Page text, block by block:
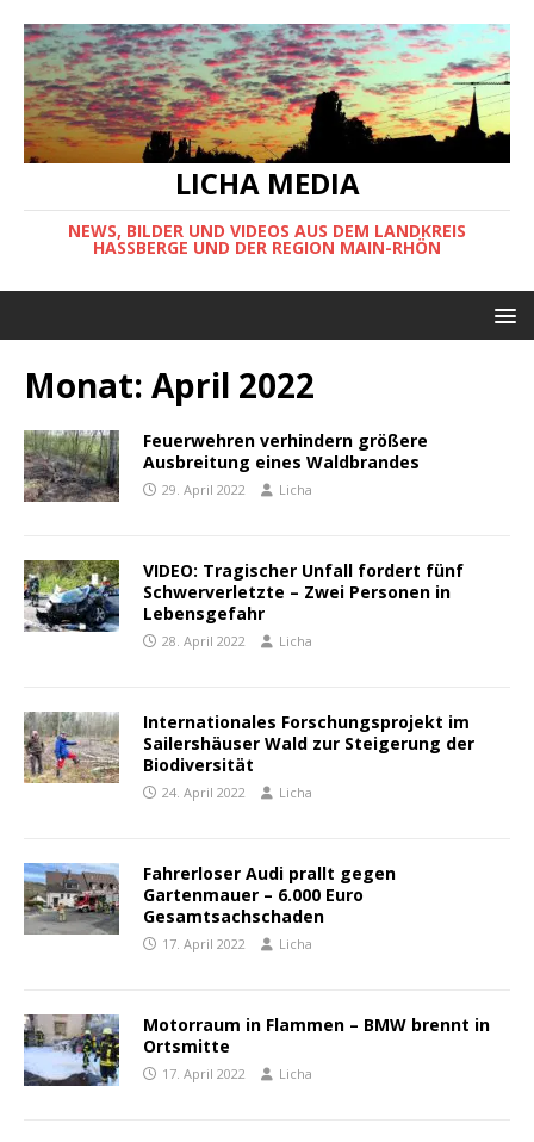
LICHA MEDIA
NEWS, BILDER UND VIDEOS AUS DEM LANDKREIS
HASSBERGE UND DER REGION MAIN-RHÖN
Monat: April 2022
Feuerwehren verhindern größere
Ausbreitung eines Waldbrandes
29. April 2022 Licha
VIDEO: Tragischer Unfall fordert fünf
Schwerverletzte – Zwei Personen in
Lebensgefahr
28. April 2022 Licha
Internationales Forschungsprojekt im
Sailershäuser Wald zur Steigerung der
Biodiversität
24. April 2022 Licha
Fahrerloser Audi prallt gegen
Gartenmauer – 6.000 Euro
Gesamtsachschaden
17. April 2022 Licha
Motorraum in Flammen – BMW brennt in
Ortsmitte
17. April 2022 Licha